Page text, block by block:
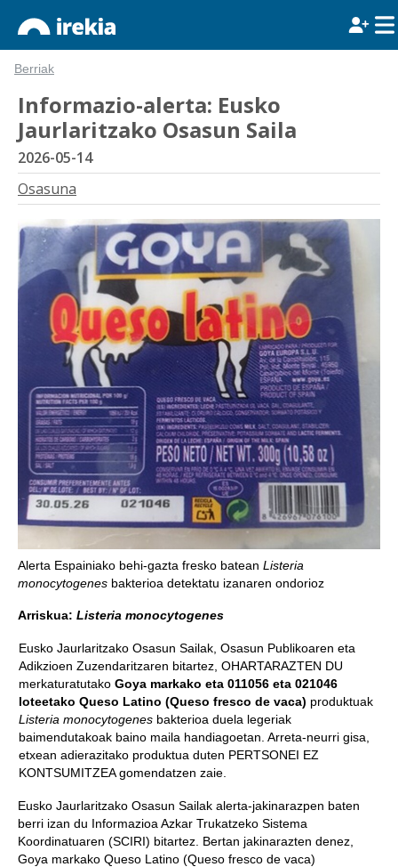
Berriak
Informazio-alerta: Eusko
Jaurlaritzako Osasun Saila
2026-05-14
Osasuna
Alerta Espainiako behi-gazta fresko batean Listeria
monocytogenes bakterioa detektatu izanaren ondorioz
Arriskua: Listeria monocytogenes
Eusko Jaurlaritzako Osasun Sailak, Osasun Publikoaren eta
Adikzioen Zuzendaritzaren bitartez, OHARTARAZTEN DU
merkaturatutako Goya markako eta 011056 eta 021046
loteetako Queso Latino (Queso fresco de vaca) produktuak
Listeria monocytogenes bakterioa duela legeriak
baimendutakoak baino maila handiagoetan. Arreta-neurri gisa,
etxean adierazitako produktua duten PERTSONEI EZ
KONTSUMITZEA gomendatzen zaie.
Eusko Jaurlaritzako Osasun Sailak alerta-jakinarazpen baten
berri izan du Informazioa Azkar Trukatzeko Sistema
Koordinatuaren (SCIRI) bitartez. Bertan jakinarazten denez,
Goya markako Queso Latino (Queso fresco de vaca)